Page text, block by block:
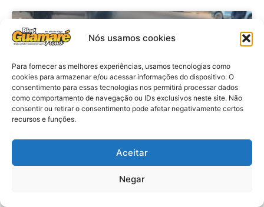
Nós usamos cookies
Para fornecer as melhores experiências, usamos tecnologias como
cookies para armazenar e/ou acessar informações do dispositivo. O
consentimento para essas tecnologias nos permitirá processar dados
como comportamento de navegação ou IDs exclusivos neste site. Não
consentir ou retirar o consentimento pode afetar negativamente certos
recursos e funções.
Aceitar
Negar
Acidente: A caminho do trabalho
professora se envolve em